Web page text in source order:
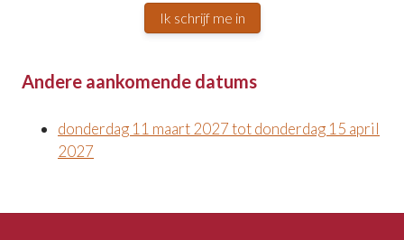
Ik schrijf me in
Andere aankomende datums
donderdag 11 maart 2027 tot donderdag 15 april
2027